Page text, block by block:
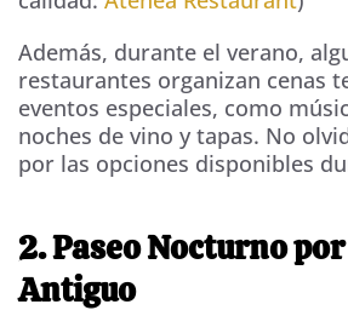
Además, durante el verano,
restaurantes organizan cenas
eventos especiales, como
noches de vino y tapas. No
por las opciones disponibles
2. Paseo Nocturno
Antiguo